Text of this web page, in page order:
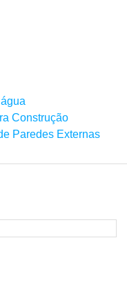
Construção
Paredes Externas